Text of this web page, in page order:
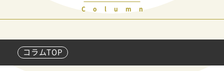
Column
コラムTOP